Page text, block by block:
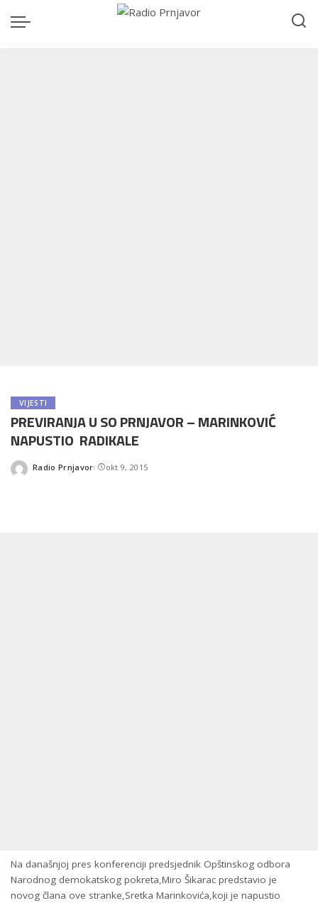
VIJESTI
PREVIRANJA U SO PRNJAVOR – MARINKOVIĆ
NAPUSTIO RADIKALE
Posted
Radio Prnjavor okt 9, 2015
Na današnjoj pres konferenciji predsjednik Opštinskog odbora
Narodnog demokatskog pokreta,Miro Šikarac predstavio je
novog člana ove stranke,Sretka Marinkovića,koji je napustio